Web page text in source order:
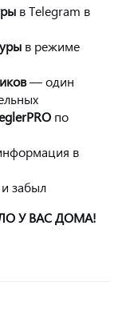
в Telegram в
в режиме
— один
по
в
забыл
У ВАС ДОМА!